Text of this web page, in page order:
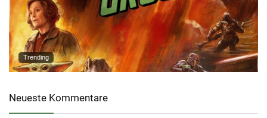
Trending
Neueste Kommentare